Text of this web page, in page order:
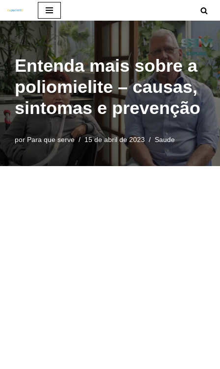
Pular
para
o
conteúdo
Entenda mais sobre a
poliomielite – causas,
sintomas e prevenção
por Para que serve 15 de abril de 2023 Saude